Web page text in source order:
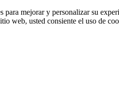
mejorar y personalizar su
web, usted consiente el uso de